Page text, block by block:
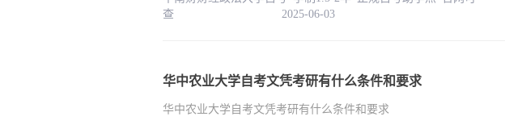
查 2025-06-03
华中农业大学自考文凭考研有什么条件和要求
华中农业大学自考文凭考研有什么条件和要求